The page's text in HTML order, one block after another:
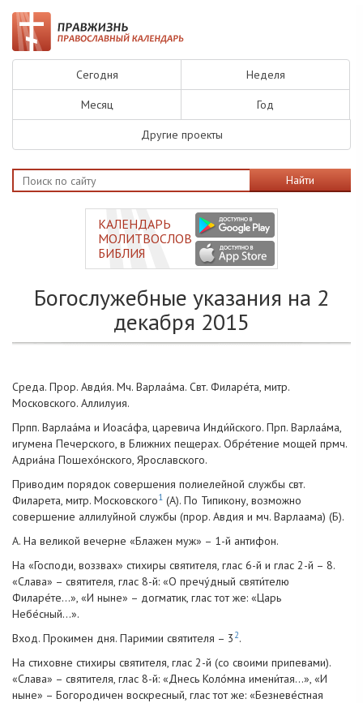
Сегодня Неделя
Месяц Год
Другие проекты
Найти
КАЛЕНДАРЬ
МОЛИТВОСЛОВ
БИБЛИЯ
Богослужебные указания на 2
декабря 2015
Среда. Прор. Авди́я. Мч. Варлаа́ма. Свт. Филаре́та, митр.
Московского. Аллилуия.
Прпп. Варлаа́ма и Иоаса́фа, царевича Инди́йского. Прп. Варлаа́ма,
игумена Печерского, в Ближних пещерах. Обре́тение мощей прмч.
Адриа́на Пошехо́нского, Ярославского.
Приводим порядок совершения полиелейной службы свт.
Филарета, митр. Московского1 (А). По Типикону, возможно
совершение аллилуйной службы (прор. Авдия и мч. Варлаама) (Б).
А. На великой вечерне «Блажен муж» – 1-й антифон.
На «Господи, воззвах» стихиры святителя, глас 6-й и глас 2-й – 8.
«Слава» – святителя, глас 8-й: «О пречу́дный святи́телю
Филаре́те…», «И ныне» – догматик, глас тот же: «Царь
Небе́сный…».
Вход. Прокимен дня. Паримии святителя – 3 2.
На стиховне стихиры святителя, глас 2-й (со своими припевами).
«Слава» – святителя, глас 8-й: «Днесь Коло́мна имени́тая…», «И
ныне» – Богородичен воскресный, глас тот же: «Безневе́стная